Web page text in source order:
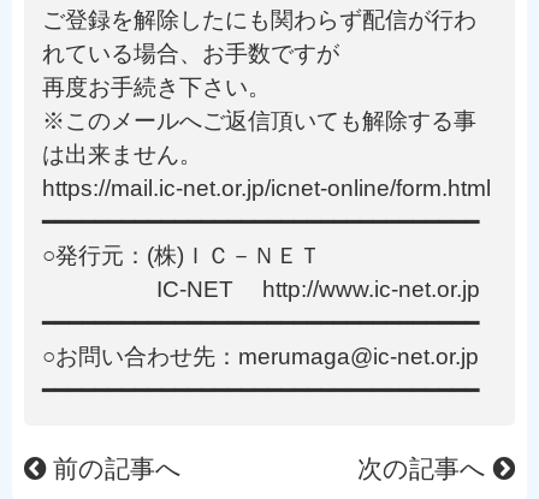
ご登録を解除したにも関わらず配信が行わ
れている場合、お手数ですが
再度お手続き下さい。
※このメールへご返信頂いても解除する事
は出来ません。
https://mail.ic-net.or.jp/icnet-online/form.html
━━━━━━━━━━━━━━━━━━━━━━━━━━━━━━━━━
○発行元：(株)ＩＣ－ＮＥＴ
IC-NET http://www.ic-net.or.jp
━━━━━━━━━━━━━━━━━━━━━━━━━━━━━━━━━
○お問い合わせ先：merumaga@ic-net.or.jp
━━━━━━━━━━━━━━━━━━━━━━━━━━━━━━━━━
前の記事へ 次の記事へ